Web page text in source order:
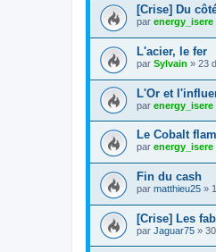
[Crise] Du
par energy_isere
L'acier, le fer
par Sylvain » 23
L'Or et
par energy_isere
Le Cobalt
par energy_isere
Fin du cash
par matthieu25 »
[Crise] Les
par Jaguar75 »